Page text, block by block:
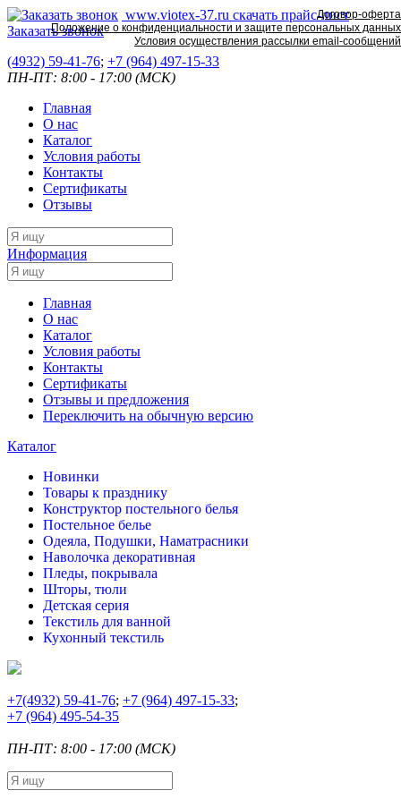
www.viotex-37.ru скачать прайс-лист
Заказать звонок
(4932) 59-41-76; +7 (964) 497-15-33
ПН-ПТ: 8:00 - 17:00 (МСК)
Главная
О нас
Каталог
Условия работы
Контакты
Сертификаты
Отзывы
Информация
Главная
О нас
Каталог
Условия работы
Контакты
Сертификаты
Отзывы и предложения
Переключить на обычную версию
Каталог
Новинки
Товары к празднику
Конструктор постельного белья
Постельное белье
Одеяла, Подушки, Наматрасники
Наволочка декоративная
Пледы, покрывала
Шторы, тюли
Детская серия
Текстиль для ванной
Кухонный текстиль
+7(4932) 59-41-76; +7 (964) 497-15-33;
+7 (964) 495-54-35
ПН-ПТ: 8:00 - 17:00 (МСК)
Договор-оферта
Положение о конфиденциальности и защите персональных данных
Условия осуществления рассылки email-сообщений